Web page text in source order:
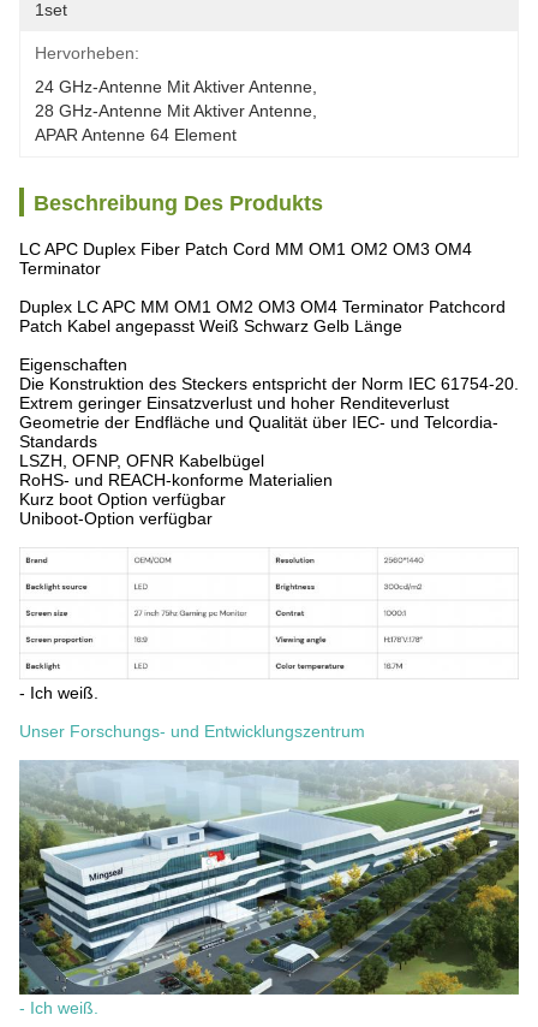
1set
Hervorheben:
24 GHz-Antenne Mit Aktiver Antenne
28 GHz-Antenne Mit Aktiver Antenne
APAR Antenne 64 Element
Beschreibung Des Produkts
LC APC Duplex Fiber Patch Cord MM OM1 OM2 OM3 OM4
Terminator
Duplex LC APC MM OM1 OM2 OM3 OM4 Terminator Patchcord
Patch Kabel angepasst Weiß Schwarz Gelb Länge
Eigenschaften
Die Konstruktion des Steckers entspricht der Norm IEC 61754-20.
Extrem geringer Einsatzverlust und hoher Renditeverlust
Geometrie der Endfläche und Qualität über IEC- und Telcordia-
Standards
LSZH, OFNP, OFNR Kabelbügel
RoHS- und REACH-konforme Materialien
Kurz boot Option verfügbar
Uniboot-Option verfügbar
- Ich weiß.
Unser Forschungs- und Entwicklungszentrum
- Ich weiß.